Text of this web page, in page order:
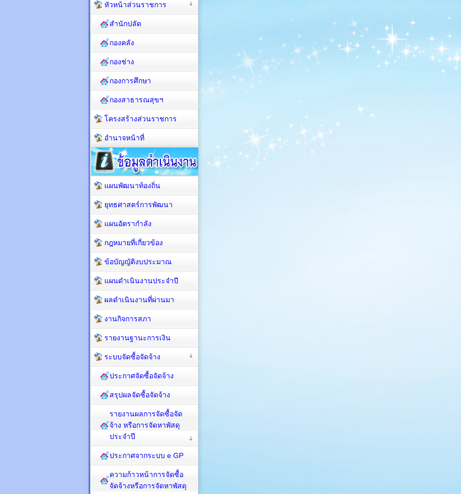
หัวหน้าส่วนราชการ
สำนักปลัด
กองคลัง
กองช่าง
กองการศึกษา
กองสาธารณสุขฯ
โครงสร้างส่วนราชการ
อำนาจหน้าที่
แผนพัฒนาท้องถิ่น
ยุทธศาสตร์การพัฒนา
แผนอัตรากำลัง
กฎหมายที่เกี่ยวข้อง
ข้อบัญญัติงบประมาณ
แผนดำเนินงานประจำปี
ผลดำเนินงานที่ผ่านมา
งานกิจการสภา
รายงานฐานะการเงิน
ระบบจัดซื้อจัดจ้าง
ประกาศจัดซื้อจัดจ้าง
สรุปผลจัดซื้อจัดจ้าง
รายงานผลการจัดซื้อจัด
จ้าง หรือการจัดหาพัสดุ
ประจำปี
ประกาศจากระบบ e GP
ความก้าวหน้าการจัดซื้อ
จัดจ้างหรือการจัดหาพัสดุ